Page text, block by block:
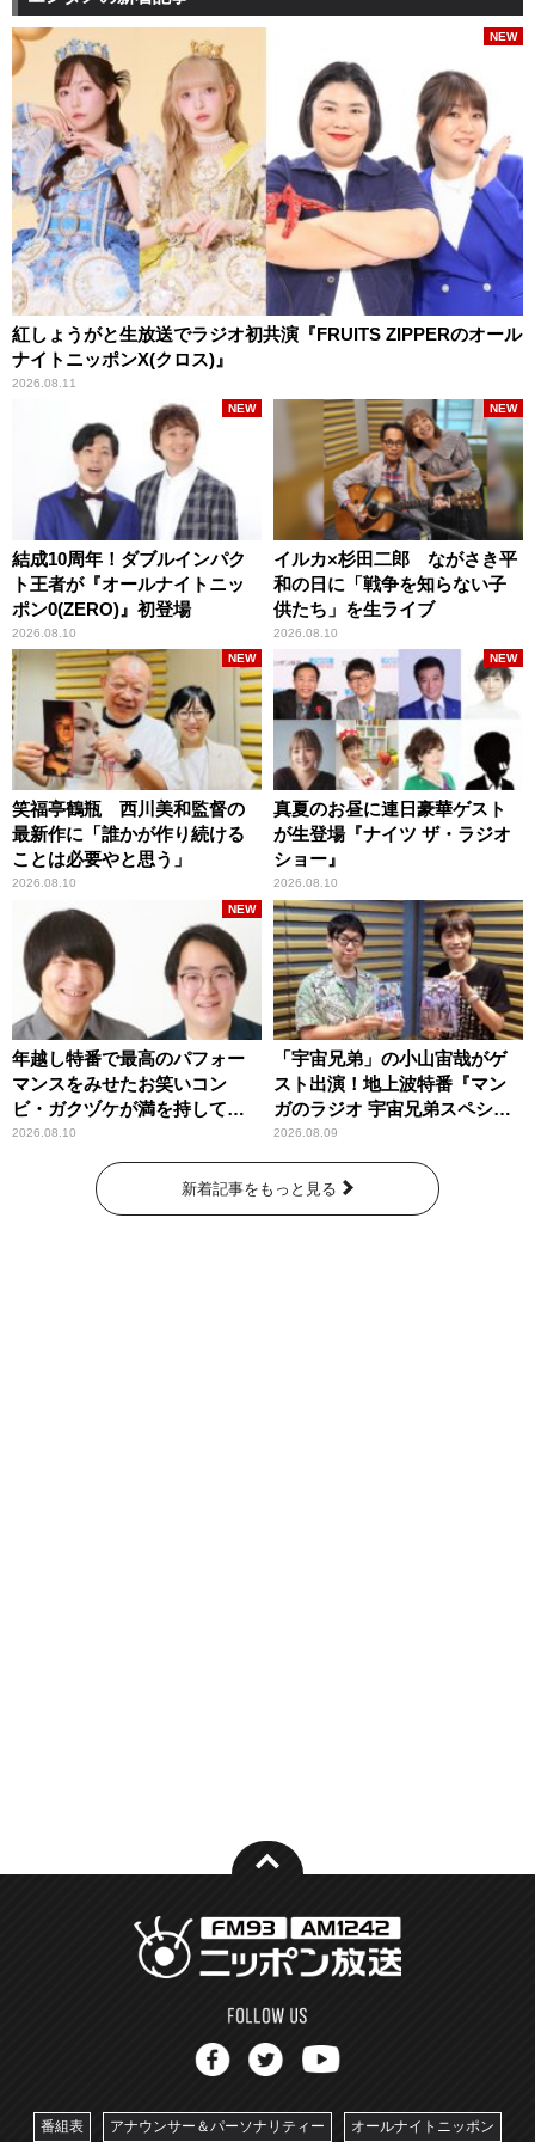
紅しょうがと生放送でラジオ初共演『FRUITS ZIPPERのオール
ナイトニッポンX(クロス)』
2026.08.11
NEW
結成10周年！ダブルインパク
ト王者が『オールナイトニッ
ポン0(ZERO)』初登場
2026.08.10
NEW
イルカ×杉田二郎 ながさき平
和の日に「戦争を知らない子
供たち」を生ライブ
2026.08.10
NEW
笑福亭鶴瓶 西川美和監督の
最新作に「誰かが作り続ける
ことは必要やと思う」
2026.08.10
NEW
真夏のお昼に連日豪華ゲスト
が生登場『ナイツ ザ・ラジオ
ショー』
2026.08.10
NEW
年越し特番で最高のパフォー
マンスをみせたお笑いコン
ビ・ガクヅケが満を持して
『オールナイトニッポン
0(ZERO)』に登場！
2026.08.10
NEW
「宇宙兄弟」の小山宙哉がゲ
スト出演！地上波特番『マン
ガのラジオ 宇宙兄弟スペシャ
ル 』
2026.08.09
新着記事をもっと見る
番組表 アナウンサー＆パーソナリティー オールナイトニッポン